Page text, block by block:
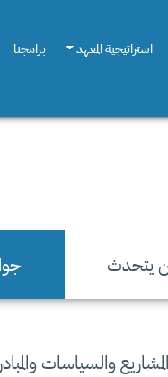
استراتيجية المعهد برامجنا
يتحدث
والسياسات